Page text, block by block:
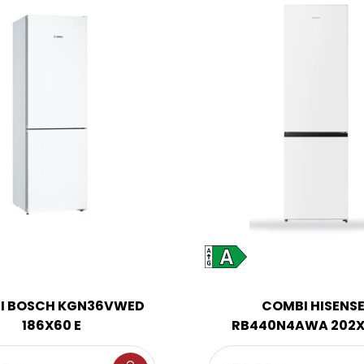
BOSCH KGN36VWED
186X60 E
COMBI HISENSE
RB440N4AWA